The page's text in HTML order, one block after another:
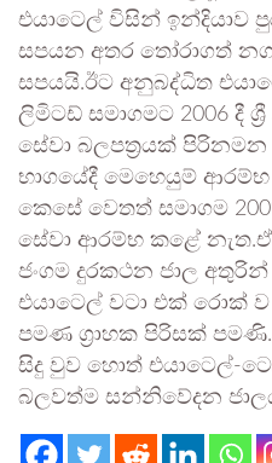
එයාටෙල් විසින් ඉන්දියාව
සපයන අතර තෝරාගත්
සපයයි.ඊට අනුබද්ධිත
ලිමිටඩ් සමාගමට 2006 දී
සේවා බලපත්‍රයක් පිරිනමන
භාගයේදී මෙහෙයුම්
කෙසේ වෙතත් සමාගම
සේවා ආරම්භ කළේ නැත.ඒ
ජංගම දුරකථන ජාල අතුරින්
එයාටෙල් වටා එක් රොක්
පමණ ග්‍රාහක පිරිසක්
සිදු වුව හොත් එයාටෙල්-
බලවත්ම සන්නිවේදන